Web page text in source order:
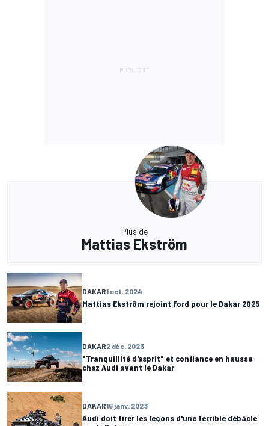
Plus de
Mattias Ekström
DAKAR1 oct. 2024
Mattias Ekström rejoint Ford pour le Dakar 2025
DAKAR2 déc. 2023
"Tranquillité d'esprit" et confiance en hausse
chez Audi avant le Dakar
DAKAR16 janv. 2023
Audi doit tirer les leçons d'une terrible débâcle